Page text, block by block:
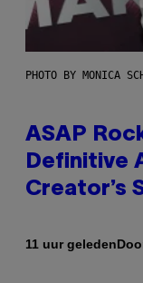
PHOTO BY MONICA
ASAP
Definitive
Creator’s
11 uur geleden